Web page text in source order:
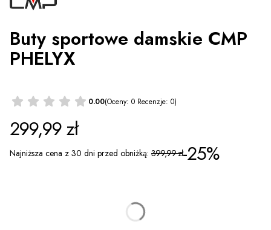
Buty sportowe damskie CMP
PHELYX
0.00(Oceny: 0 Recenzje: 0)
299,99 zł
Najniższa cena z 30 dni przed obniżką: 399,99 zł-25%